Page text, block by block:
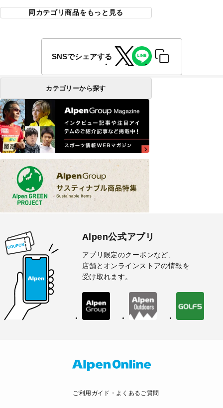
同カテゴリ商品をもっと見る
SNSでシェアする
カテゴリーから探す
Alpen公式アプリ
アプリ限定のクーポンなど、
店舗とオンラインストアの情報を
受け取れます。
ご利用ガイド・よくあるご質問